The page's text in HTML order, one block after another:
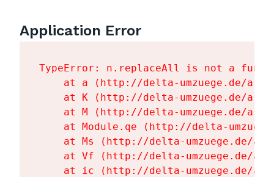
Application Error
TypeError: n.replaceAll is not a
at a (http://delta-umzuege.de/
at K (http://delta-umzuege.de/
at M (http://delta-umzuege.de/
at Module.qe (http://delta-
at Ms (http://delta-umzuege.de/
at Vf (http://delta-umzuege.de/
at ic (http://delta-umzuege.de/